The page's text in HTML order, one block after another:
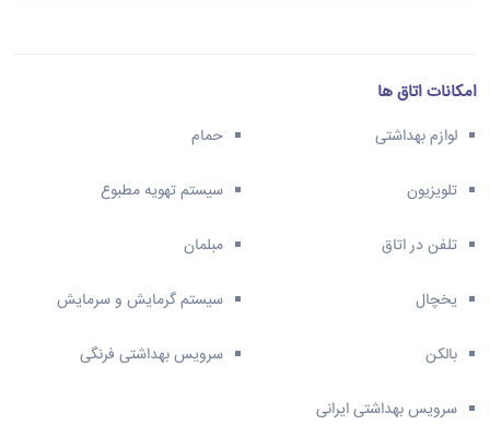
امکانات اتاق ها
لوازم بهداشتی حمام
تلویزیون سیستم تهویه مطبوع
تلفن در اتاق مبلمان
یخچال سیستم گرمایش و سرمایش
بالکن سرویس بهداشتی فرنگی
سرویس بهداشتی ایرانی